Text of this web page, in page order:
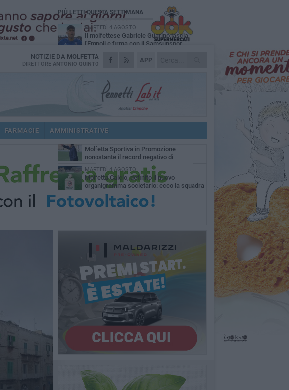
APP
NOTIZIE DA MOLFETTA
DIRETTORE ANTONIO QUINTO
FARMACIE AMMINISTRATIVE
PIÙ LETTI QUESTA SETTIMANA
MARTEDÌ 4 AGOSTO
Il molfettese Gabriele Guarino lascia
l'Empoli e firma con il Samsunspor
LUNEDÌ 3 AGOSTO
Palazzetto Giovanni Panunzio: dove lo
eccellenza
DOMENICA 2 AGOSTO
Tennistavolo, il molfettese Roberto
Minervini riparte da Otranto
VENERDÌ 31 LUGLIO
Il Barletta continua a pescare a Molfetta
per il vivaio: altri tre giovani biancorossi
SABATO 1 AGOSTO
Molfetta Sportiva in Promozione
nonostante il record negativo di
retrocessioni
MARTEDÌ 4 AGOSTO
Molfetta Calcio, definito il nuovo
organigramma societario: ecco la squadra